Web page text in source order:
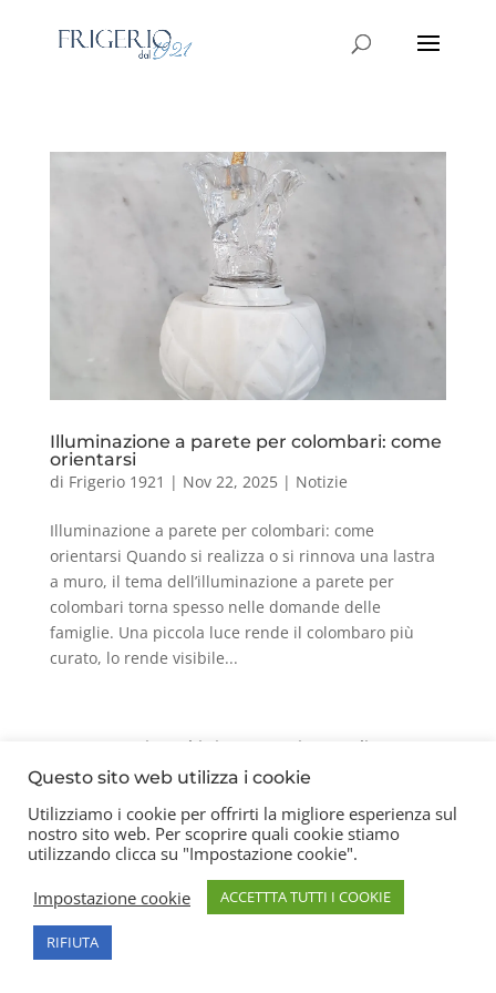
Illuminazione a parete per colombari: come
orientarsi
di Frigerio 1921 | Nov 22, 2025| Notizie
Illuminazione a parete per colombari: come
orientarsi Quando si realizza o si rinnova una lastra
a muro, il tema dell’illuminazione a parete per
colombari torna spesso nelle domande delle
famiglie. Una piccola luce rende il colombaro più
curato, lo rende visibile...
Contatti Chi siamo Privacy Policy
Copyright 2026 © Frigerio Renzo Snc P.IVA
08003270157
Questo sito web utilizza i cookie
Utilizziamo i cookie per offrirti la migliore esperienza sul
nostro sito web. Per scoprire quali cookie stiamo
utilizzando clicca su "Impostazione cookie".
Impostazione cookie
ACCETTTA TUTTI I COOKIE
RIFIUTA